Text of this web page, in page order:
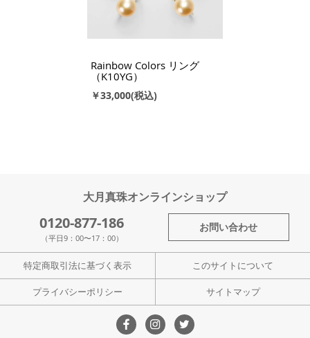
Rainbow Colors リング
（K10YG）
￥33,000
大月真珠オンラインショップ
0120-877-186
（平日9：00〜17：00）
お問い合わせ
特定商取引法に基づく表示 このサイトについて
プライバシーポリシー サイトマップ